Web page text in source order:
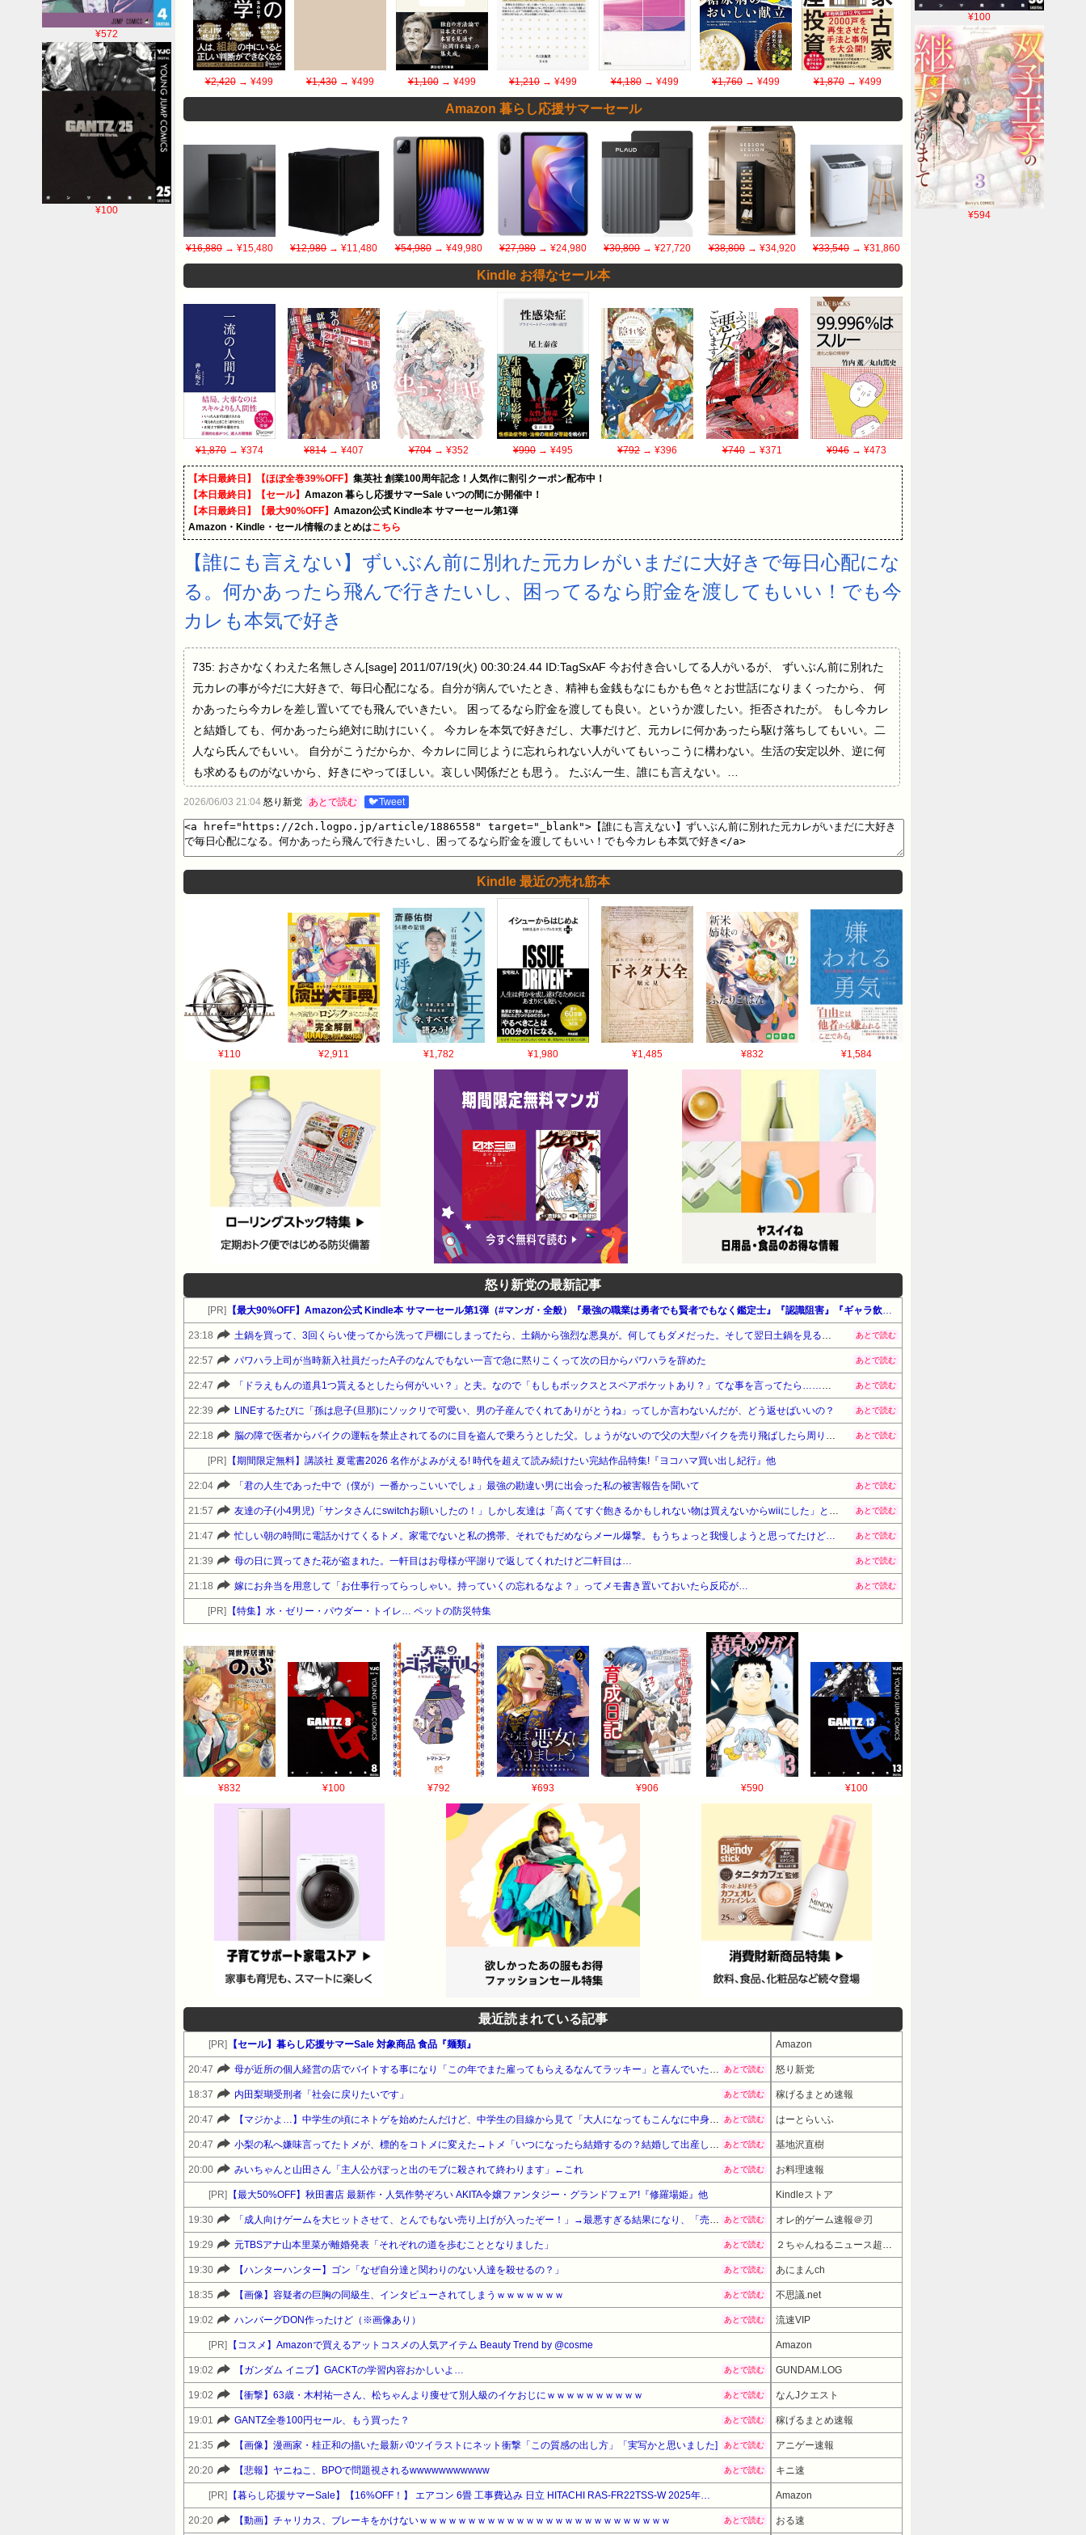
¥100
¥594
¥572
¥100
¥2,420→ ¥499 ¥1,430 → ¥499 ¥1,100→ ¥499 ¥1,210 → ¥499 ¥4,180→ ¥499 ¥1,760 → ¥499 ¥1,870→ ¥499
Amazon 暮らし応援サマーセール
¥16,880 → ¥15,480 ¥12,980→ ¥11,480 ¥54,980→ ¥49,980 ¥27,980→ ¥24,980 ¥30,800→ ¥27,720 ¥38,800→ ¥34,920 ¥33,540→ ¥31,860
Kindle お得なセール本
¥1,870 → ¥374 ¥814→ ¥407 ¥704→ ¥352 ¥990→ ¥495 ¥792→ ¥396 ¥740→ ¥371 ¥946→ ¥473
【本日最終日】【ほぼ全巻39%OFF】 集英社 創業100周年記念！人気作に割引クーポン配布中！
【本日最終日】【セール】 Amazon 暮らし応援サマーSale いつの間にか開催中！
【本日最終日】【最大90%OFF】 Amazon公式 Kindle本 サマーセール第1弾
Amazon・Kindle・セール情報のまとめはこちら
【誰にも言えない】ずいぶん前に別れた元カレがいまだに大好きで毎日心配にな
る。何かあったら飛んで行きたいし、困ってるなら貯金を渡してもいい！でも今
カレも本気で好き
735: おさかなくわえた名無しさん[sage] 2011/07/19(火) 00:30:24.44 ID:TagSxAF 今お付き合いしてる人がいるが、 ずいぶん前に別れた
元カレの事が今だに大好きで、毎日心配になる。自分が病んでいたとき、精神も金銭もなにもかも色々とお世話になりまくったから、 何
かあったら今カレを差し置いてでも飛んでいきたい。 困ってるなら貯金を渡しても良い。というか渡したい。拒否されたが。 もし今カレ
と結婚しても、何かあったら絶対に助けにいく。 今カレを本気で好きだし、大事だけど、元カレに何かあったら駆け落ちしてもいい。二
人なら氏んでもいい。 自分がこうだからか、今カレに同じように忘れられない人がいてもいっこうに構わない。生活の安定以外、逆に何
も求めるものがないから、好きにやってほしい。哀しい関係だとも思う。 たぶん一生、誰にも言えない。…
2026/06/03 21:04 怒り新党 あとで読む 🐦Tweet
Kindle 最近の売れ筋本
¥110 ¥2,911 ¥1,782 ¥1,980 ¥1,485 ¥832 ¥1,584
怒り新党の最新記事
[PR] 【最大90%OFF】Amazon公式 Kindle本 サマーセール第1弾（#マンガ・全般）『最強の職業は勇者でも賢者でもなく鑑定士』『認識阻害』『ギャラ飲み女子とラーメンおじさん』他
23:18 土鍋を買って、3回くらい使ってから洗って戸棚にしまってたら、土鍋から強烈な悪臭が。何してもダメだった。そして翌日土鍋を見ると衝撃の光景が… あとで読む
22:57 パワハラ上司が当時新入社員だったA子のなんでもない一言で急に黙りこくって次の日からパワハラを辞めた あとで読む
22:47 「ドラえもんの道具1つ貰えるとしたら何がいい？」と夫。なので「もしもボックスとスペアポケットあり？」てな事を言ってたら……夫、まさかの一言 あとで読む
22:39 LINEするたびに「孫は息子(旦那)にソックリで可愛い、男の子産んでくれてありがとうね」ってしか言わないんだが、どう返せばいいの？ あとで読む
22:18 脳の障で医者からバイクの運転を禁止されてるのに目を盗んで乗ろうとした父。しょうがないので父の大型バイクを売り飛ばしたら周りからすごく責められてる あとで読む
[PR] 【期間限定無料】講談社 夏電書2026 名作がよみがえる! 時代を超えて読み続けたい完結作品特集!『ヨコハマ買い出し紀行』他
22:04 「君の人生であった中で（僕が）一番かっこいいでしょ」最強の勘違い男に出会った私の被害報告を聞いて あとで読む
21:57 友達の子(小4男児)「サンタさんにswitchお願いしたの！」しかし友達は「高くてすぐ飽きるかもしれない物は買えないからwiiにした」と言っててモヤモヤ。 あとで読む
21:47 忙しい朝の時間に電話かけてくるトメ。家電でないと私の携帯、それでもだめならメール爆撃。もうちょっと我慢しようと思ってたけど… あとで読む
21:39 母の日に買ってきた花が盗まれた。一軒目はお母様が平謝りで返してくれたけど二軒目は… あとで読む
21:18 嫁にお弁当を用意して「お仕事行ってらっしゃい。持っていくの忘れるなよ？」ってメモ書き置いておいたら反応が… あとで読む
[PR] 【特集】水・ゼリー・パウダー・トイレ… ペットの防災特集
¥832 ¥100 ¥792 ¥693 ¥906 ¥590 ¥100
最近読まれている記事
[PR] 【セール】暮らし応援サマーSale 対象商品 食品『麺類』 Amazon
20:47 母が近所の個人経営の店でバイトする事になり「この年でまた雇ってもらえるなんてラッキー」と喜んでいたものの、雇われた理由が… あとで読む 怒り新党
18:37 内田梨瑚受刑者「社会に戻りたいです」 あとで読む 稼げるまとめ速報
20:47 【マジかよ…】中学生の頃にネトゲを始めたんだけど、中学生の目線から見て「大人になってもこんなに中身幼いの！？」って人がいて衝撃だった… あとで読む はーとらいふ
20:47 小梨の私へ嫌味言ってたトメが、標的をコトメに変えた→トメ「いつになったら結婚するの？結婚して出産してようやく一人前よ」普段はスルーするコトメだったが… あとで読む 基地沢直樹
20:00 みいちゃんと山田さん「主人公がぽっと出のモブに殺されて終わります」←これ あとで読む お料理速報
[PR] 【最大50%OFF】秋田書店 最新作・人気作勢ぞろい AKITA令嬢ファンタジー・グランドフェア!『修羅場姫』他 Kindleストア
19:30 「成人向けゲームを大ヒットさせて、とんでもない売り上げが入ったぞー！」→最悪すぎる結果になり、「売り上げ0円だけど、多額の税金を払え」という状況になって絶望 あとで読む オレ的ゲーム速報＠刃
19:29 元TBSアナ山本里菜が離婚発表「それぞれの道を歩むこととなりました」 あとで読む ２ちゃんねるニュース超速まとめ＋
19:30 【ハンターハンター】ゴン「なぜ自分達と関わりのない人達を殺せるの？」 あとで読む あにまんch
18:35 【画像】容疑者の巨胸の同級生、インタビューされてしまうｗｗｗｗｗｗｗ あとで読む 不思議.net
19:02 ハンバーグDON作ったけど（※画像あり） あとで読む 流速VIP
[PR] 【コスメ】Amazonで買えるアットコスメの人気アイテム Beauty Trend by @cosme Amazon
19:02 【ガンダム イニブ】GACKTの学習内容おかしいよ… あとで読む GUNDAM.LOG
19:02 【衝撃】63歳・木村祐一さん、松ちゃんより痩せて別人級のイケおじにｗｗｗｗｗｗｗｗｗｗ あとで読む なんJクエスト
19:01 GANTZ全巻100円セール、もう買った？ あとで読む 稼げるまとめ速報
21:35 【画像】漫画家・桂正和の描いた最新パ0ツイラストにネット衝撃「この質感の出し方」「実写かと思いました] あとで読む アニゲー速報
20:20 【悲報】ヤニねこ、BPOで問題視されるwwwwwwwwwww あとで読む キニ速
[PR] 【暮らし応援サマーSale】【16%OFF！】 エアコン 6畳 工事費込み 日立 HITACHI RAS-FR22TSS-W 2025年モデル スターホワイト 白くまくん Fシリーズ 標準設置工事セット 【 XPRICE限定 】工事保証3年付属 保証元:XPRICE 工事協力会社 Amazon
20:20 【動画】チャリカス、ブレーキをかけないｗｗｗｗｗｗｗｗｗｗｗｗｗｗｗｗｗｗｗｗｗｗｗｗｗｗ あとで読む おる速